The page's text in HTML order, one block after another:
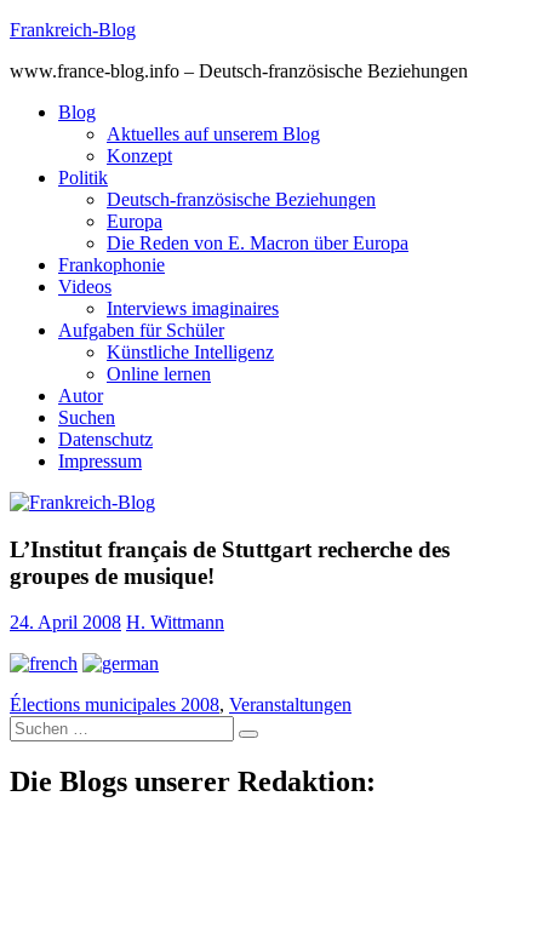
Skip
content
Frankreich-Blog
www.france-blog.info – Deutsch-französische Beziehungen
Blog
Aktuelles auf unserem Blog
Konzept
Politik
Deutsch-französische Beziehungen
Europa
Die Reden von E. Macron über Europa
Frankophonie
Videos
Interviews imaginaires
Aufgaben für Schüler
Künstliche Intelligenz
Online lernen
Autor
Suchen
Datenschutz
Impressum
L’Institut français de Stuttgart recherche des
groupes de musique!
24. April 2008 H. Wittmann
Élections municipales 2008, Veranstaltungen
Suche
nach:
Die Blogs unserer Redaktion: